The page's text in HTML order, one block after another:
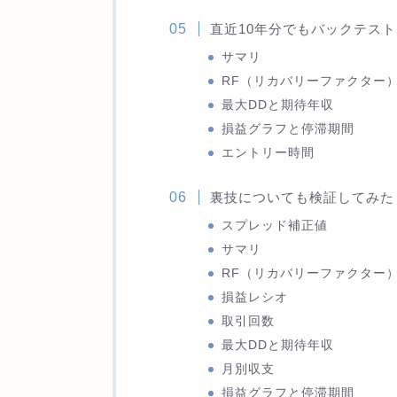
直近10年分でもバックテス
サマリ
RF（リカバリーファクター）
最大DDと期待年収
損益グラフと停滞期間
エントリー時間
裏技についても検証してみた
スプレッド補正値
サマリ
RF（リカバリーファクター）
損益レシオ
取引回数
最大DDと期待年収
月別収支
損益グラフと停滞期間